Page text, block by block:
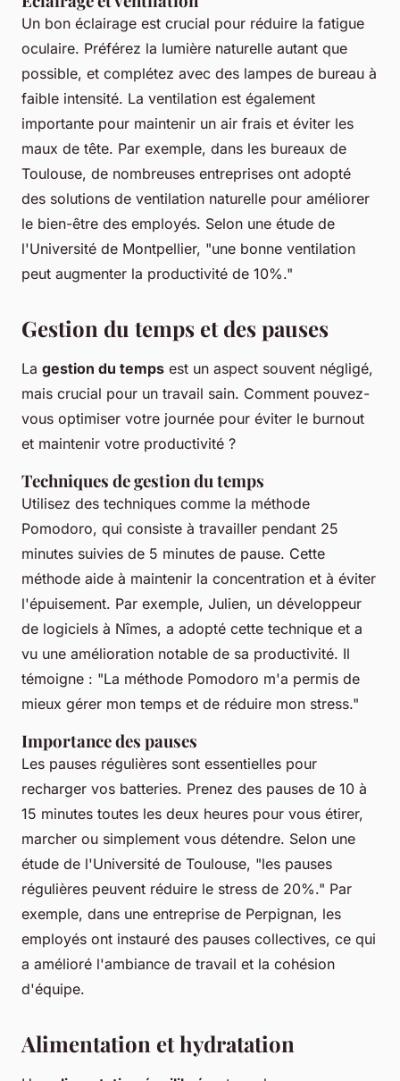
Un bon éclairage est crucial pour réduire la fatigue
oculaire. Préférez la lumière naturelle autant que
possible, et complétez avec des lampes de bureau à
faible intensité. La ventilation est également
importante pour maintenir un air frais et éviter les
maux de tête. Par exemple, dans les bureaux de
Toulouse, de nombreuses entreprises ont adopté
des solutions de ventilation naturelle pour améliorer
le bien-être des employés. Selon une étude de
l'Université de Montpellier, "une bonne ventilation
peut augmenter la productivité de 10%."
Gestion du temps et des pauses
La gestion du temps est un aspect souvent négligé,
mais crucial pour un travail sain. Comment pouvez-
vous optimiser votre journée pour éviter le burnout
et maintenir votre productivité ?
Techniques de gestion du temps
Utilisez des techniques comme la méthode
Pomodoro, qui consiste à travailler pendant 25
minutes suivies de 5 minutes de pause. Cette
méthode aide à maintenir la concentration et à éviter
l'épuisement. Par exemple, Julien, un développeur
de logiciels à Nîmes, a adopté cette technique et a
vu une amélioration notable de sa productivité. Il
témoigne : "La méthode Pomodoro m'a permis de
mieux gérer mon temps et de réduire mon stress."
Importance des pauses
Les pauses régulières sont essentielles pour
recharger vos batteries. Prenez des pauses de 10 à
15 minutes toutes les deux heures pour vous étirer,
marcher ou simplement vous détendre. Selon une
étude de l'Université de Toulouse, "les pauses
régulières peuvent réduire le stress de 20%." Par
exemple, dans une entreprise de Perpignan, les
employés ont instauré des pauses collectives, ce qui
a amélioré l'ambiance de travail et la cohésion
d'équipe.
Alimentation et hydratation